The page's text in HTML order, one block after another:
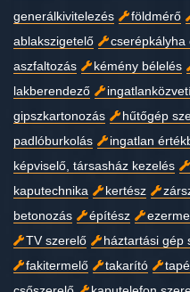
generálkivitelezés
földmérő
ablakszigetelő
cserépkályha
aszfaltozás
kémény bélelés
lakberendező
gipszkartonozás
hűtőgép
padlóburkolás
ingatlan
képviselő, társasház kezelés
kaputechnika
kertész
betonozás
építész
TV szerelő
háztartási gép
fakitermelő
takarító